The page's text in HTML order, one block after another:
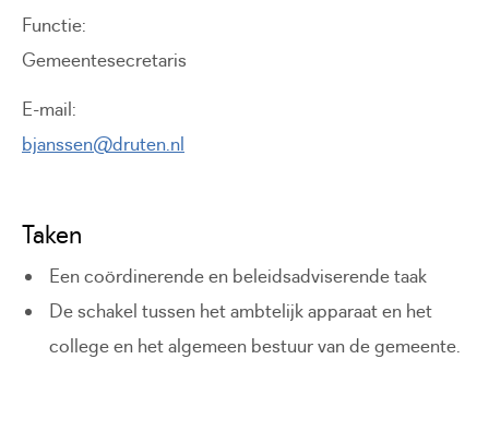
Functie
Gemeentesecretaris
E-mail
bjanssen@druten.nl
Taken
Een coördinerende en beleidsadviserende taak
De schakel tussen het ambtelijk apparaat en het
college en het algemeen bestuur van de gemeente.